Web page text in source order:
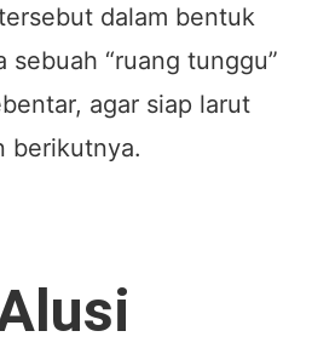
dalam bentuk
“ruang tunggu”
agar siap larut
berikutnya.